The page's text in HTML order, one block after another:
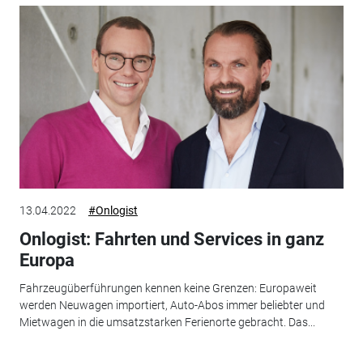
13.04.2022 #Onlogist
Onlogist: Fahrten und Services in ganz
Europa
Fahrzeugüberführungen kennen keine Grenzen: Europaweit
werden Neuwagen importiert, Auto-Abos immer beliebter und
Mietwagen in die umsatzstarken Ferienorte gebracht. Das...